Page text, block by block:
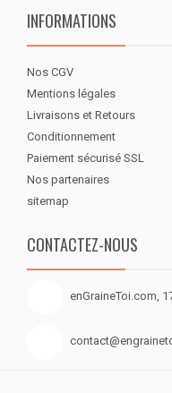
INFORMATIONS
Nos CGV
Mentions légales
Livraisons et Retours
Conditionnement
Paiement sécurisé SSL
Nos partenaires
sitemap
CONTACTEZ-NOUS
enGraineToi.com,